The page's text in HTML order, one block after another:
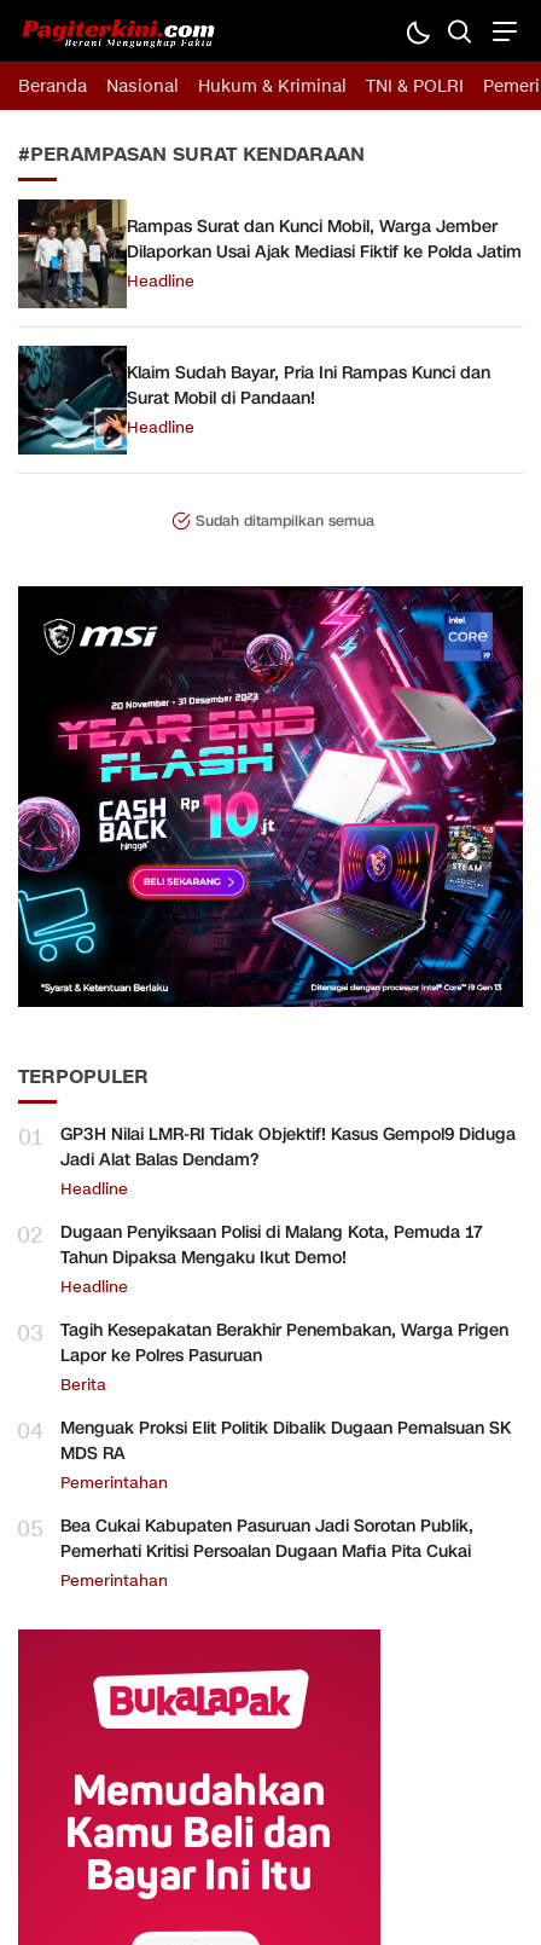
Pagiterkini.com
Berani Mengungkap Fakta
Beranda Nasional Hukum & Kriminal TNI & POLRI
#PERAMPASAN SURAT KENDARAAN
Rampas Surat dan Kunci Mobil, Warga Jember
Dilaporkan Usai Ajak Mediasi Fiktif ke Polda Jatim
Headline
Klaim Sudah Bayar, Pria Ini Rampas Kunci dan
Surat Mobil di Pandaan!
Headline
Sudah ditampilkan semua
TERPOPULER
01
GP3H Nilai LMR-RI Tidak Objektif! Kasus Gempol9 Diduga
Jadi Alat Balas Dendam?
Headline
02
Dugaan Penyiksaan Polisi di Malang Kota, Pemuda 17
Tahun Dipaksa Mengaku Ikut Demo!
Headline
03
Tagih Kesepakatan Berakhir Penembakan, Warga Prigen
Lapor ke Polres Pasuruan
Berita
04
Menguak Proksi Elit Politik Dibalik Dugaan Pemalsuan SK
MDS RA
Pemerintahan
05
Bea Cukai Kabupaten Pasuruan Jadi Sorotan Publik,
Pemerhati Kritisi Persoalan Dugaan Mafia Pita Cukai
Pemerintahan